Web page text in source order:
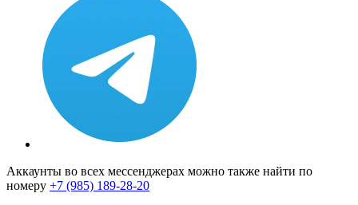
Аккаунты во всех мессенджерах можно также найти по
номеру +7 (985) 189-28-20